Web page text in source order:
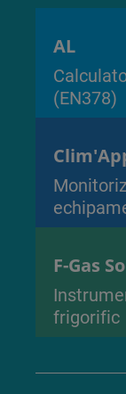
AL
(EN378)
F-Gas
frigorific